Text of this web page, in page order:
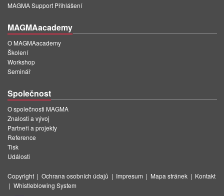
MAGMA Support Přihlášení
MAGMAacademy
O MAGMAacademy
Školení
Workshop
Seminář
Společnost
O společnosti MAGMA
Znalosti a vývoj
Partneři a projekty
Reference
Tisk
Události
Copyright | Ochrana osobních údajů | Impresum | Mapa stránek | Kontakt
| Whistleblowing System